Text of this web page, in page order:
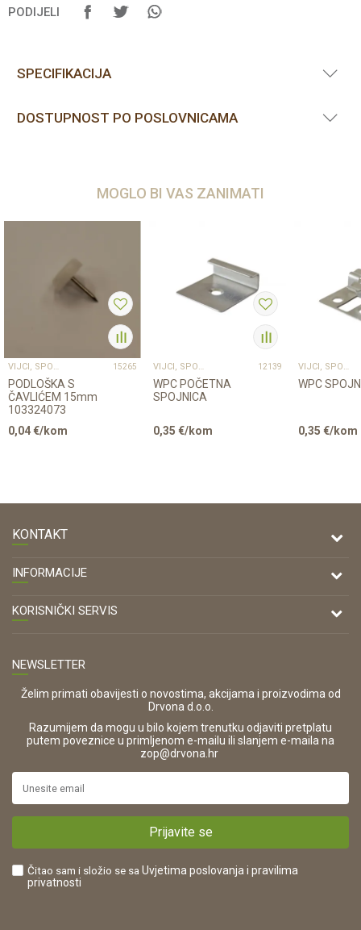
PODIJELI
SPECIFIKACIJA
DOSTUPNOST PO POSLOVNICAMA
MOGLO BI VAS ZANIMATI
VIJCI, SPOJNICE I TIPLE 15265
PODLOŠKA S
ČAVLIĆEM 15mm
103324073
0,04€/kom
VIJCI, SPOJNICE I TIPLE 12139
WPC POČETNA
SPOJNICA
0,35 €/kom
VIJCI, SPOJNICE I TIPLE
WPC
0,35 €/kom
KONTAKT
DRVONA D.O.O.
Antuna Mihanovića 7,
47000 Karlovac
OIB:
42821181683
16280
https://www.drvona.hr/
POREZNI BROJ:
INFORMACIJE
O nama
KORISNIČKI SERVIS
Zaštita privatnosti i osobnih podataka
Korištenje kolačića
Pravo na odustajanje i jednostrani raskid ugovora
Reklamacije
Plaćanje karticama
Što dobivam registracijom?
NEWSLETTER
Želim primati obavijesti o novostima, akcijama i proizvodima od
Drvona d.o.o.
Razumijem da mogu u bilo kojem trenutku odjaviti pretplatu
putem poveznice u primljenom e-mailu ili slanjem e-maila na
zop@drvona.hr
Prijavite se
Čitao sam i složio se sa Uvjetima poslovanja i pravilima
privatnosti